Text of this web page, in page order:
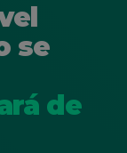
se
de